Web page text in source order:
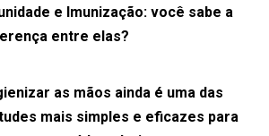
e Imunização: você sabe a
entre elas?
as mãos ainda é uma das
mais simples e eficazes para